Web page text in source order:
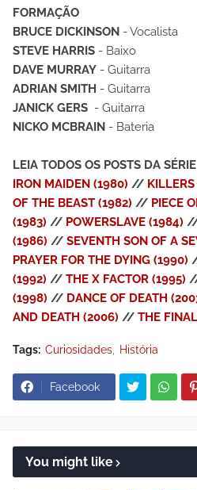
FORMAÇÃO
BRUCE DICKINSON - Vocalista
STEVE HARRIS - Baixo
DAVE MURRAY - Guitarra
ADRIAN SMITH - Guitarra
JANICK GERS - Guitarra
NICKO MCBRAIN - Bateria
LEIA TODOS OS POSTS DA SÉRIE
IRON MAIDEN (1980) //
OF THE BEAST (1982) // PIECE
(1983) // POWERSLAVE (1984)
(1986) // SEVENTH SON OF A
PRAYER FOR THE DYING (1990)
(1992) // THE X FACTOR (1995)
(1998) // DANCE OF DEATH
AND DEATH (2006) // THE
Tags: Curiosidades História
Facebook
You might like